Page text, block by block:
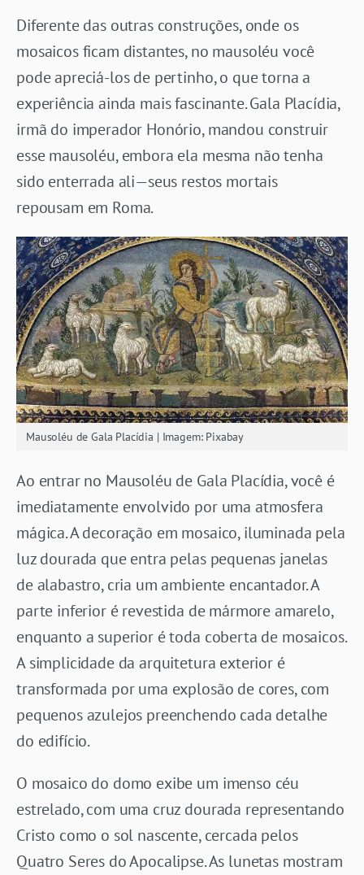
Diferente das outras construções, onde os
mosaicos ficam distantes, no mausoléu você
pode apreciá-los de pertinho, o que torna a
experiência ainda mais fascinante. Gala Placídia,
irmã do imperador Honório, mandou construir
esse mausoléu, embora ela mesma não tenha
sido enterrada ali—seus restos mortais
repousam em Roma.
Mausoléu de Gala Placídia | Imagem: Pixabay
Ao entrar no Mausoléu de Gala Placídia, você é
imediatamente envolvido por uma atmosfera
mágica. A decoração em mosaico, iluminada pela
luz dourada que entra pelas pequenas janelas
de alabastro, cria um ambiente encantador. A
parte inferior é revestida de mármore amarelo,
enquanto a superior é toda coberta de mosaicos.
A simplicidade da arquitetura exterior é
transformada por uma explosão de cores, com
pequenos azulejos preenchendo cada detalhe
do edifício.
O mosaico do domo exibe um imenso céu
estrelado, com uma cruz dourada representando
Cristo como o sol nascente, cercada pelos
Quatro Seres do Apocalipse. As lunetas mostram